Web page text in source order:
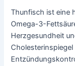
Thunfisch ist eine
Omega-3-
Herzgesundheit